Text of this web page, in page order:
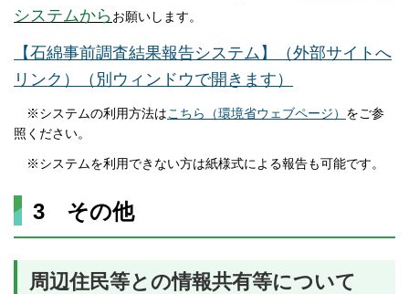
システムから お願いします。
【石綿事前調査結果報告システム】（外部サイトへ
リンク）（別ウィンドウで開きます）
※システムの利用方法はこちら（環境省ウェブページ） をご参
照ください。
※システムを利用できない方は紙様式による報告も可能です。
3 その他
周辺住民等との情報共有等について